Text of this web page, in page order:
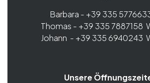
Barbara - +39 335
Thomas - +39 335 7887158
Johann - +39 335 6940243
Unsere